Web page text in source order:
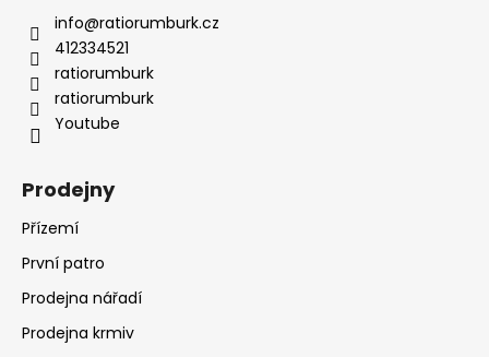
info@ratiorumburk.cz
412334521
ratiorumburk
ratiorumburk
Youtube
Prodejny
Přízemí
První patro
Prodejna nářadí
Prodejna krmiv